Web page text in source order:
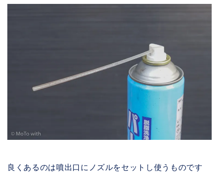
良くあるのは噴出口にノズルをセットし使うものです